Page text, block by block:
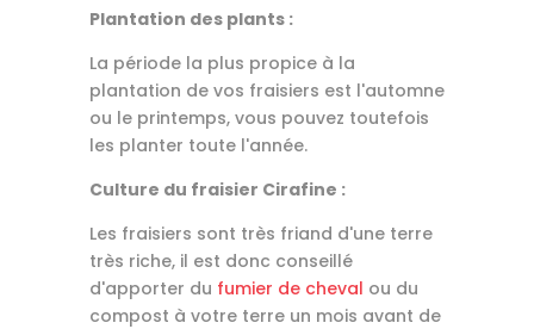
Plantation des plants :
La période la plus propice à la
plantation de vos fraisiers est l'automne
ou le printemps, vous pouvez toutefois
les planter toute l'année.
Culture du fraisier Cirafine :
Les fraisiers sont très friand d'une terre
très riche, il est donc conseillé
d'apporter du fumier de cheval ou du
compost à votre terre un mois avant de